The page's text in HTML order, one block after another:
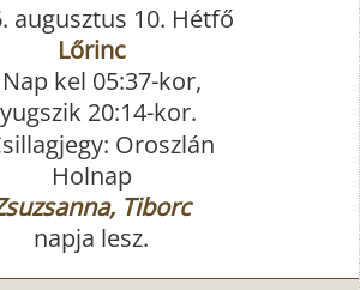
augusztus 10. Hétfő
Lőrinc
kel 05:37-kor,
20:14-kor.
Holnap
Tiborc
napja lesz.